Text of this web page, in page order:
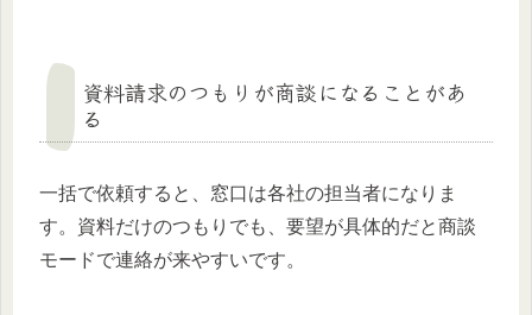
資料請求のつもりが商談になることがあ
る
一括で依頼すると、窓口は各社の担当者になりま
す。資料だけのつもりでも、要望が具体的だと商談
モードで連絡が来やすいです。